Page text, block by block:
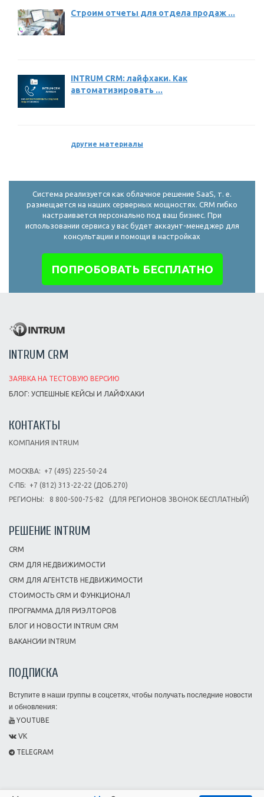
Строим отчеты для отдела продаж ...
INTRUM CRM: лайфхаки. Как
автоматизировать ...
другие материалы
Система реализуется как облачное решение SaaS, т. е.
размещается на наших серверных мощностях. CRM гибко
настраивается персонально под ваш бизнес. При
использовании сервиса у вас будет аккаунт-менеджер для
консультации и помощи в настройках
ПОПРОБОВАТЬ БЕСПЛАТНО
INTRUM CRM
ЗАЯВКА НА ТЕСТОВУЮ ВЕРСИЮ
БЛОГ: УСПЕШНЫЕ КЕЙСЫ И ЛАЙФХАКИ
КОНТАКТЫ
КОМПАНИЯ INTRUM
МОСКВА:
+7 (495) 225-50-24
С-ПБ:
+7 (812) 313-22-22 (ДОБ.270)
РЕГИОНЫ:
8 800-500-75-82 (ДЛЯ РЕГИОНОВ ЗВОНОК БЕСПЛАТНЫЙ)
РЕШЕНИЕ INTRUM
CRM
CRM ДЛЯ НЕДВИЖИМОСТИ
CRM ДЛЯ АГЕНТСТВ НЕДВИЖИМОСТИ
СТОИМОСТЬ CRM И ФУНКЦИОНАЛ
ПРОГРАММА ДЛЯ РИЭЛТОРОВ
БЛОГ И НОВОСТИ INTRUM CRM
ВАКАНСИИ INTRUM
ПОДПИСКА
Вступите в наши группы в соцсетях, чтобы получать последние новости
и обновления:
YOUTUBE
VK
TELEGRAM